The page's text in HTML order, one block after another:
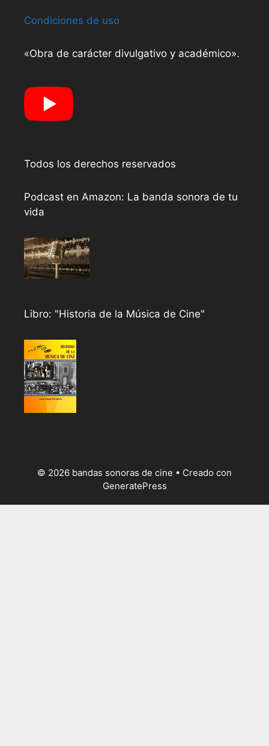
Condiciones de uso
«Obra de carácter divulgativo y académico».
Todos los derechos reservados
Podcast en Amazon: La banda sonora de tu
vida
Libro: "Historia de la Música de Cine"
© 2026 bandas sonoras de cine • Creado con
GeneratePress